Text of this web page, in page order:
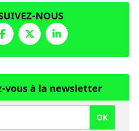
NOUS
vous à la newsletter
OK